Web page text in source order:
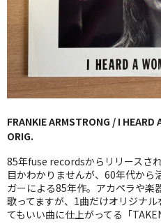
GG RECORD （当店のレーベ
BLUE NOTE
JAZZ-EU
JAZZ-JP
JAZZ-VOCAL
J-POP
FRANKIE ARMSTRONG / I
ORIG.
85年fuse recordsからリリースさ
目かわかりませんが、60年代から
ガーによる85年作。アカペラや楽
歌ってますが、1曲だけオリジナ
てもいい曲に仕上がってる「